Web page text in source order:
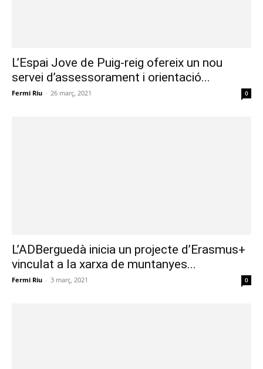
L’Espai Jove de Puig-reig ofereix un nou
servei d’assessorament i orientació...
Fermi Riu - 26 març, 2021 0
L’ADBerguedà inicia un projecte d’Erasmus+
vinculat a la xarxa de muntanyes...
Fermi Riu - 3 març, 2021 0